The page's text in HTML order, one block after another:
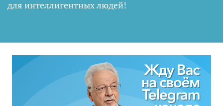
для интеллигентных людей!